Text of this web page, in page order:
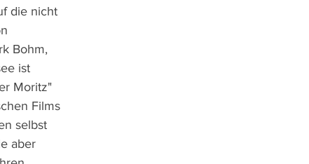
die nicht
Bohm,
ist
Moritz"
Films
selbst
aber